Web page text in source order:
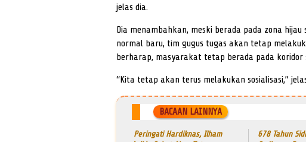
jelas dia.
Dia menambahkan, meski berada pada zona
normal baru, tim gugus tugas akan tetap
berharap, masyarakat tetap berada pada
“Kita tetap akan terus melakukan sosialisasi,”
BACAAN LAINNYA
Peringati Hardiknas, Ilham
678 Tahun